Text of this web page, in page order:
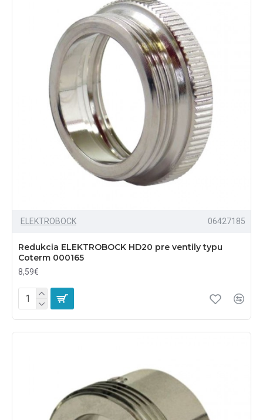
ELEKTROBOCK 06427185
Redukcia ELEKTROBOCK HD20 pre ventily typu
Coterm 000165
8,59€